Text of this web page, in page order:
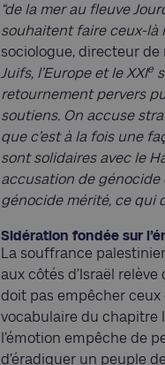
“de la mer au fleuve
souhaitent faire ceux-là
sociologue, directeur de
Juifs, l’Europe et le XXIe
retournement pervers
soutiens. On accuse
que c’est à la fois une
sont solidaires avec le
accusation de génocide
génocide mérité, ce qui
Sidération fondée sur
La souffrance
aux côtés d’Israël
doit pas empêcher
vocabulaire du chapitre
l’émotion empêche de
d’éradiquer un peuple